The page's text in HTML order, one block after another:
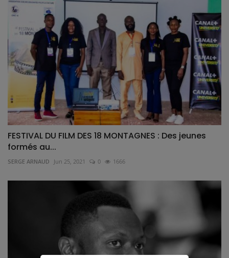
FESTIVAL DU FILM DES 18 MONTAGNES : Des jeunes
formés au...
SERGE ARNAUD Jun 25, 2021 0 1666